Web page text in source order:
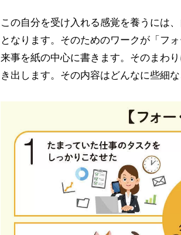
この自分を受け入れる感覚を養うには
となります。そのためのワークが「フ
来事を紙の中心に書きます。そのまわ
き出します。その内容はどんなに些細